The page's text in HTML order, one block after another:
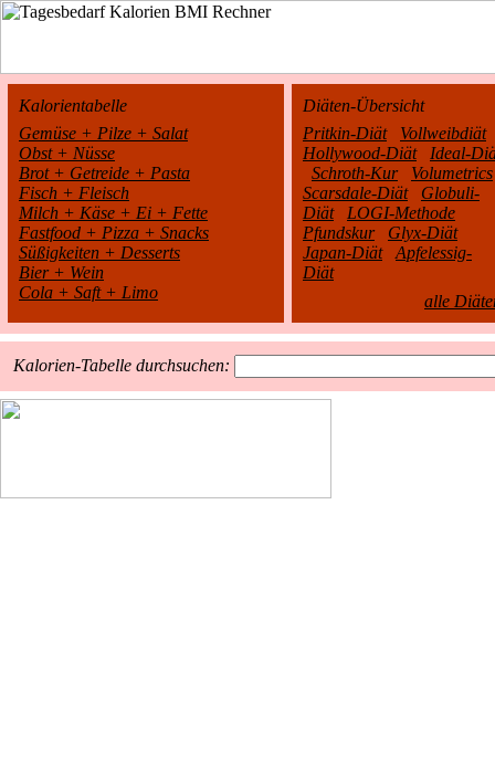
Kalorientabelle
Gemüse + Pilze + Salat
Obst + Nüsse
Brot + Getreide + Pasta
Fisch + Fleisch
Milch + Käse + Ei + Fette
Fastfood + Pizza + Snacks
Süßigkeiten + Desserts
Bier + Wein
Cola + Saft + Limo
Diäten-Übersicht
Pritkin-Diät
Vollweibdiät
Hollywood-Diät
Ideal-
Schroth-Kur
Volumetrics
Scarsdale-Diät
Globuli-
Diät
LOGI-Methode
Pfundskur
Glyx-Diät
Japan-Diät
Apfelessig-
Diät
alle
Kalorien-Tabelle durchsuchen: